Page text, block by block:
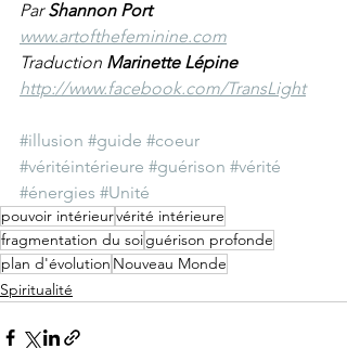
Par Shannon Port
www.artofthefeminine.com
Traduction Marinette Lépine
http://www.facebook.com/TransLight
#illusion #guide #coeur
#véritéintérieure #guérison #vérité
#énergies #Unité
pouvoir intérieurvérité intérieure
fragmentation du soiguérison profonde
plan d'évolution Nouveau Monde
Spiritualité